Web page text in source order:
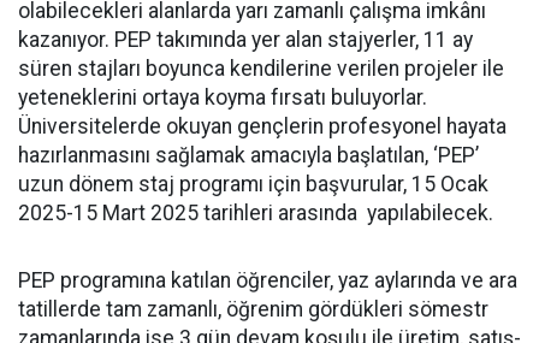
olabilecekleri alanlarda yarı zamanlı çalışma imkânı
kazanıyor. PEP takımında yer alan stajyerler, 11 ay
süren stajları boyunca kendilerine verilen projeler ile
yeteneklerini ortaya koyma fırsatı buluyorlar.
Üniversitelerde okuyan gençlerin profesyonel hayata
hazırlanmasını sağlamak amacıyla başlatılan, ‘PEP’
uzun dönem staj programı için başvurular, 15 Ocak
2025-15 Mart 2025 tarihleri arasında yapılabilecek.
PEP programına katılan öğrenciler, yaz aylarında ve ara
tatillerde tam zamanlı, öğrenim gördükleri sömestr